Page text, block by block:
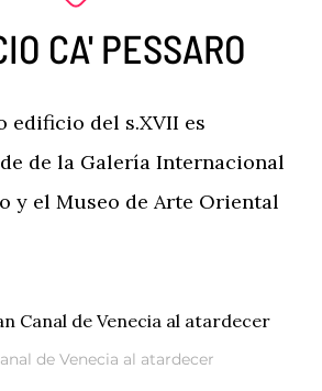
CA' PESSARO
edificio del s.XVII es
de la Galería Internacional
y el Museo de Arte Oriental
de Venecia al atardecer